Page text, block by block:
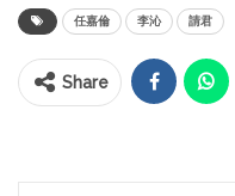
任嘉倫 李沁 請君
Share